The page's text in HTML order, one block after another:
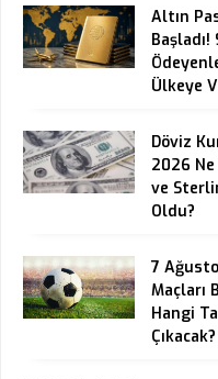
Altın
Ülkeye
Döviz
2026 Ne
ve
Oldu?
7
Maçları
Hangi
Çıkacak?